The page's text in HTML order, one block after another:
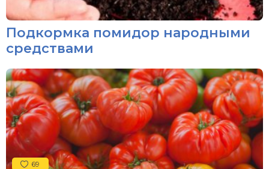
Подкормка помидор народными
средствами
69